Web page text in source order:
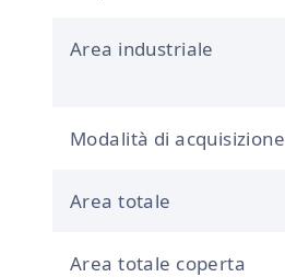
Area industriale
Modalità di acquisizione
Area totale
Area totale coperta